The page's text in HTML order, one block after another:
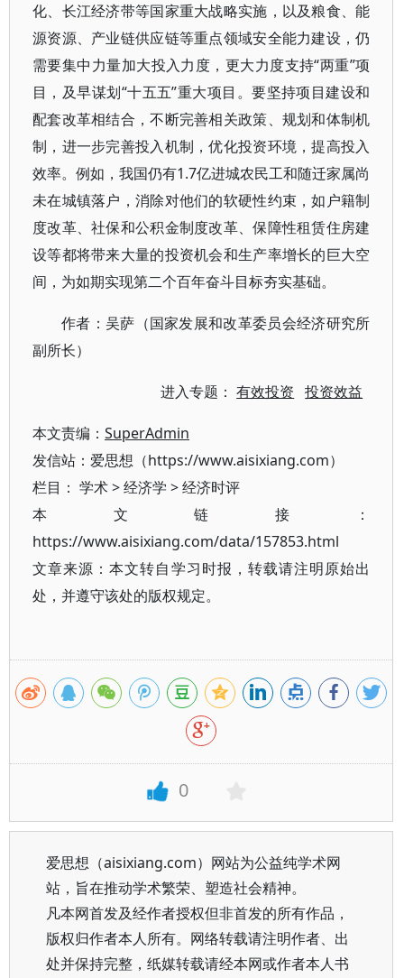
化、长江经济带等国家重大战略实施，以及粮食、能
源资源、产业链供应链等重点领域安全能力建设，仍
需要集中力量加大投入力度，更大力度支持“两重”项
目，及早谋划“十五五”重大项目。要坚持项目建设和
配套改革相结合，不断完善相关政策、规划和体制机
制，进一步完善投入机制，优化投资环境，提高投入
效率。例如，我国仍有1.7亿进城农民工和随迁家属尚
未在城镇落户，消除对他们的软硬性约束，如户籍制
度改革、社保和公积金制度改革、保障性租赁住房建
设等都将带来大量的投资机会和生产率增长的巨大空
间，为如期实现第二个百年奋斗目标夯实基础。
作者：吴萨（国家发展和改革委员会经济研究所
副所长）
进入专题：有效投资 投资效益
本文责编： SuperAdmin
发信站：爱思想（https://www.aisixiang.com）
栏目： 学术>经济学 >经济时评
本文链接：
https://www.aisixiang.com/data/157853.html
文章来源：本文转自学习时报，转载请注明原始出
处，并遵守该处的版权规定。
0
爱思想（aisixiang.com）网站为公益纯学术网
站，旨在推动学术繁荣、塑造社会精神。
凡本网首发及经作者授权但非首发的所有作品，
版权归作者本人所有。网络转载请注明作者、出
处并保持完整，纸媒转载请经本网或作者本人书